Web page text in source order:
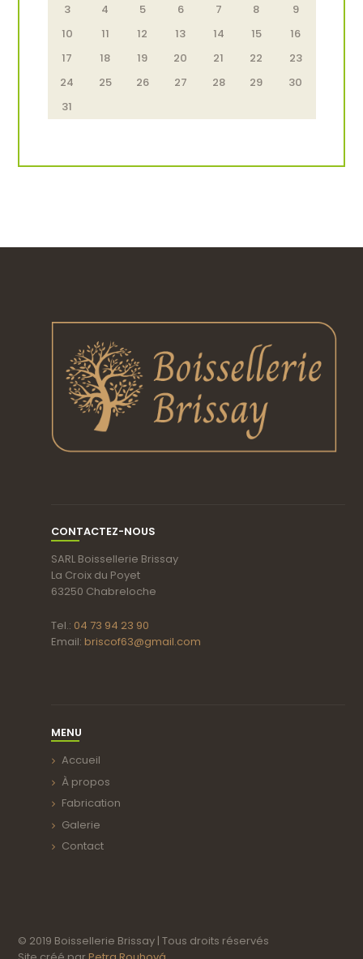
3
4 5 6 7 8
9
10
11 12 13 14 15
16
17
18 19 20 21 22
23
24
25 26 27 28 29
30
31
CONTACTEZ-NOUS
SARL Boissellerie Brissay
La Croix du Poyet
63250 Chabreloche
Tel.: 04 73 94 23 90
Email: briscof63@gmail.com
MENU
Accueil
À propos
Fabrication
Galerie
Contact
© 2019 Boissellerie Brissay |Tous droits réservés